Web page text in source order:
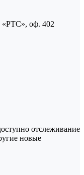
«РТС», оф. 402
отслеживание
новые